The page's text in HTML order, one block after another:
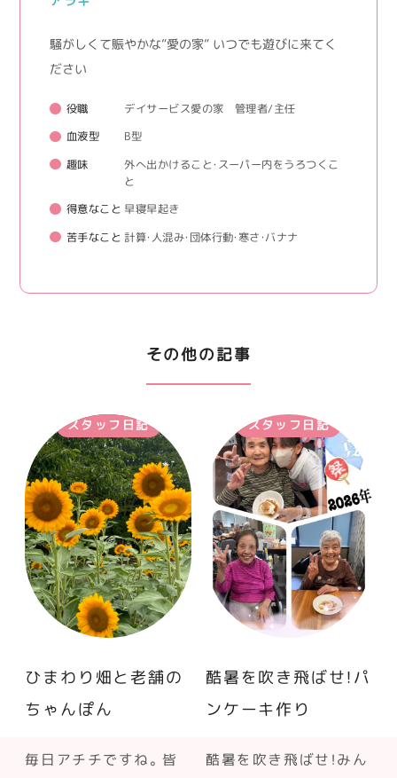
騒がしくて賑やかな”愛の家” いつでも遊びに来てく
ださい
役職 デイサービス愛の家 管理者/主任
血液型 B型
趣味
外へ出かけること・スーパー内をうろつくこ
と
得意なこと 早寝早起き
苦手なこと 計算・人混み・団体行動・寒さ・バナナ
その他の記事
スタッフ日記
ひまわり畑と老舗の
ちゃんぽん
毎日アチチですね。皆
スタッフ日記
酷暑を吹き飛ばせ！パ
ンケーキ作り
酷暑を吹き飛ばせ！みん